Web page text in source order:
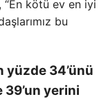
kötü ev en iyi
bu
yüzde 34’ünü
yerini